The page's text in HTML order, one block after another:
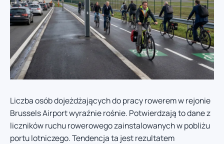
Liczba osób dojeżdżających do pracy rowerem w rejonie
Brussels Airport wyraźnie rośnie. Potwierdzają to dane z
liczników ruchu rowerowego zainstalowanych w pobliżu
portu lotniczego. Tendencja ta jest rezultatem